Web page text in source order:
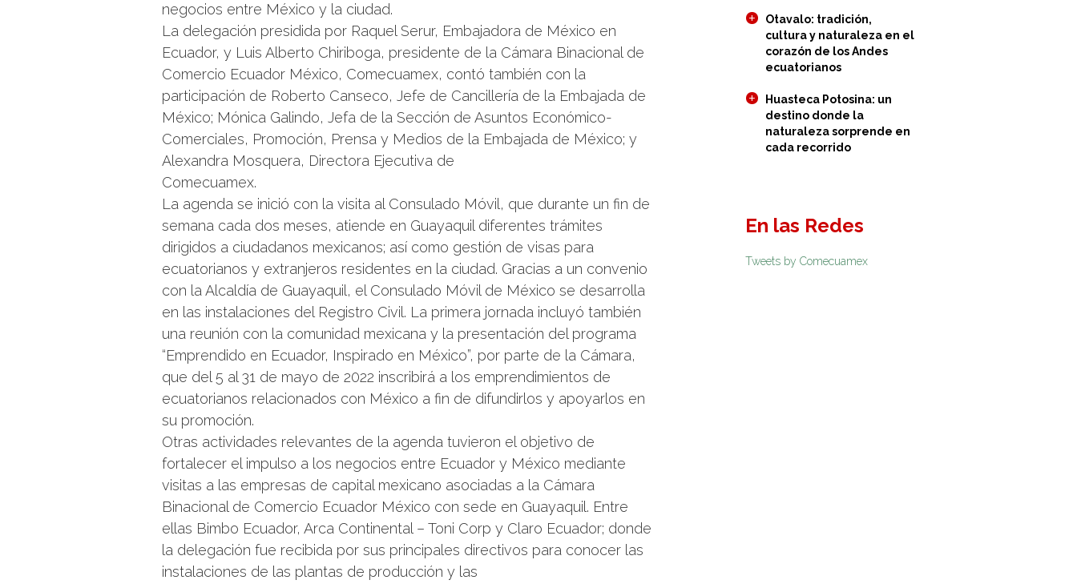
negocios entre México y la ciudad.
La delegación presidida por Raquel Serur, Embajadora de México en
Ecuador, y Luis Alberto Chiriboga, presidente de la Cámara Binacional de
Comercio Ecuador México, Comecuamex, contó también con la
participación de Roberto Canseco, Jefe de Cancillería de la Embajada de
México; Mónica Galindo, Jefa de la Sección de Asuntos Económico-
Comerciales, Promoción, Prensa y Medios de la Embajada de México; y
Alexandra Mosquera, Directora Ejecutiva de
Comecuamex.
La agenda se inició con la visita al Consulado Móvil, que durante un fin de
semana cada dos meses, atiende en Guayaquil diferentes trámites
dirigidos a ciudadanos mexicanos; así como gestión de visas para
ecuatorianos y extranjeros residentes en la ciudad. Gracias a un convenio
con la Alcaldía de Guayaquil, el Consulado Móvil de México se desarrolla
en las instalaciones del Registro Civil. La primera jornada incluyó también
una reunión con la comunidad mexicana y la presentación del programa
“Emprendido en Ecuador, Inspirado en México”, por parte de la Cámara,
que del 5 al 31 de mayo de 2022 inscribirá a los emprendimientos de
ecuatorianos relacionados con México a fin de difundirlos y apoyarlos en
su promoción.
Otras actividades relevantes de la agenda tuvieron el objetivo de
fortalecer el impulso a los negocios entre Ecuador y México mediante
visitas a las empresas de capital mexicano asociadas a la Cámara
Binacional de Comercio Ecuador México con sede en Guayaquil. Entre
ellas Bimbo Ecuador, Arca Continental – Toni Corp y Claro Ecuador; donde
la delegación fue recibida por sus principales directivos para conocer las
instalaciones de las plantas de producción y las
Otavalo: tradición,
cultura y naturaleza en el
corazón de los Andes
ecuatorianos
Huasteca Potosina: un
destino donde la
naturaleza sorprende en
cada recorrido
En las Redes
Tweets by Comecuamex